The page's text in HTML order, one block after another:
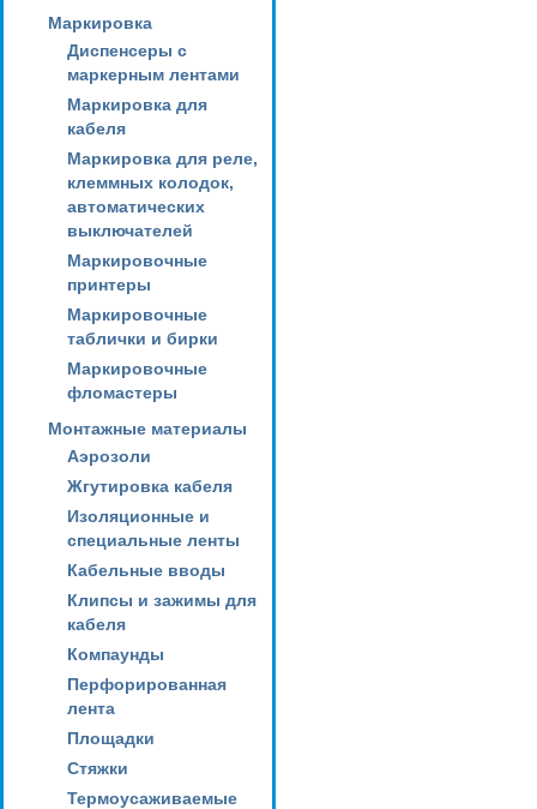
Маркировка
Диспенсеры с
маркерным лентами
Маркировка для
кабеля
Маркировка для реле,
клеммных колодок,
автоматических
выключателей
Маркировочные
принтеры
Маркировочные
таблички и бирки
Маркировочные
фломастеры
Монтажные материалы
Аэрозоли
Жгутировка кабеля
Изоляционные и
специальные ленты
Кабельные вводы
Клипсы и зажимы для
кабеля
Компаунды
Перфорированная
лента
Площадки
Стяжки
Термоусаживаемые